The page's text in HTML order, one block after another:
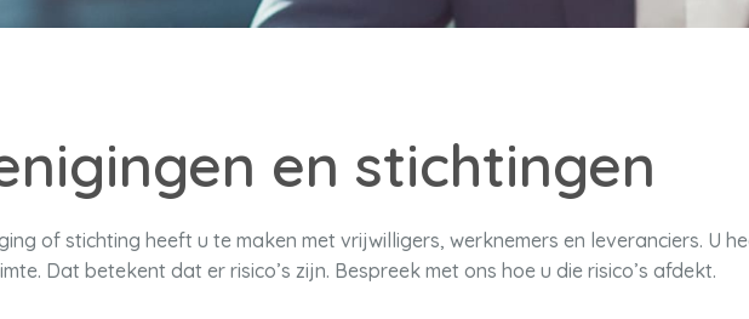
en stichtingen
of stichting heeft u te maken met vrijwilligers, werknemers en leveranciers. U
Dat betekent dat er risico’s zijn. Bespreek met ons hoe u die risico’s afdekt.